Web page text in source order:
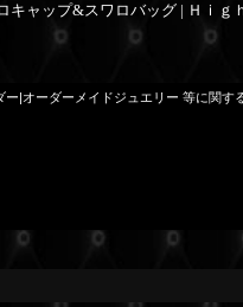
ャップ&スワロバッグ | Ｈｉ
|オーダーメイドジュエリー 等に関す